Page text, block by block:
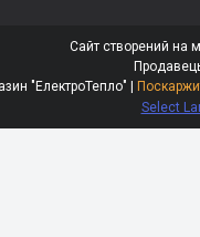
Сайт створений на
Select